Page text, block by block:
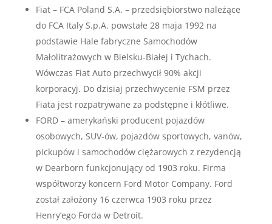
Fiat – FCA Poland S.A. – przedsiębiorstwo należące
do FCA Italy S.p.A. powstałe 28 maja 1992 na
podstawie Hale fabryczne Samochodów
Małolitrażowych w Bielsku-Białej i Tychach.
Wówczas Fiat Auto przechwycił 90% akcji
korporacyj. Do dzisiaj przechwycenie FSM przez
Fiata jest rozpatrywane za podstępne i kłótliwe.
FORD – amerykański producent pojazdów
osobowych, SUV-ów, pojazdów sportowych, vanów,
pickupów i samochodów ciężarowych z rezydencją
w Dearborn funkcjonujący od 1903 roku. Firma
współtworzy koncern Ford Motor Company. Ford
został założony 16 czerwca 1903 roku przez
Henry’ego Forda w Detroit.